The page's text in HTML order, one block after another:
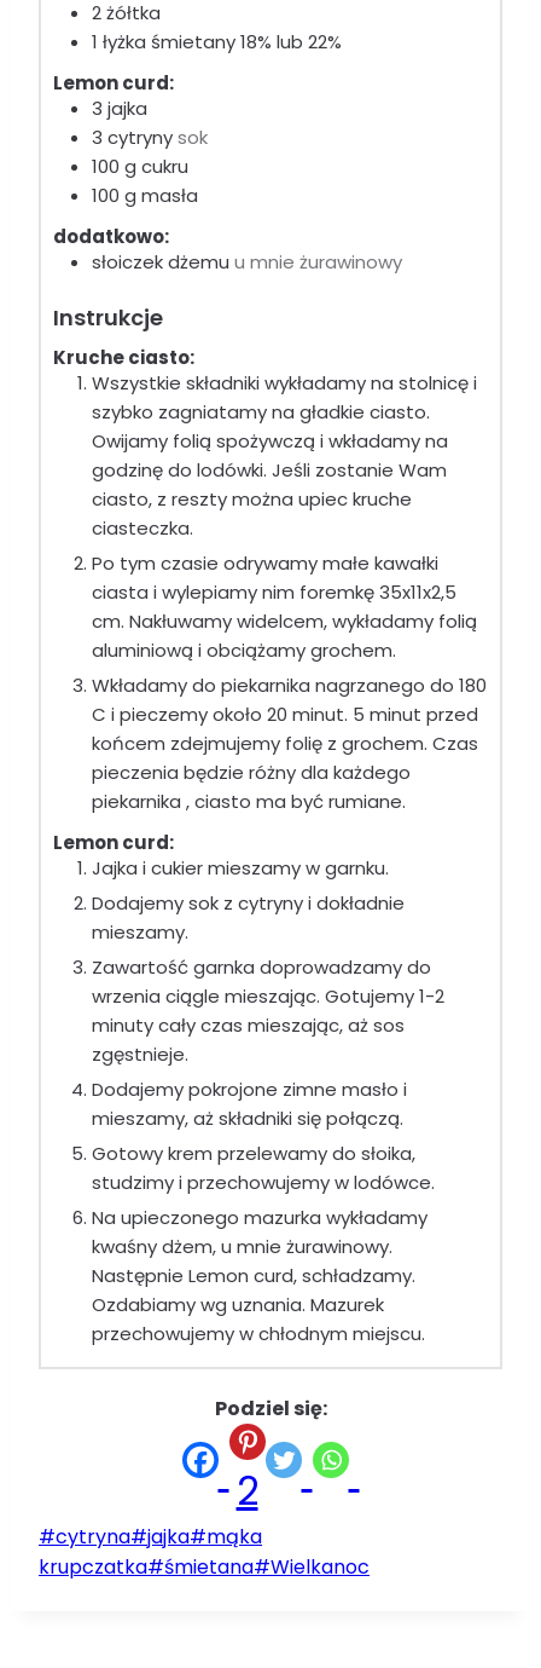
2żółtka
1 łyżka śmietany 18% lub 22%
Lemon curd:
3 jajka
3 cytrynysok
100 g cukru
100 g masła
dodatkowo:
słoiczek dżemu u mnie żurawinowy
Instrukcje
Kruche ciasto:
Wszystkie składniki wykładamy na stolnicę i
szybko zagniatamy na gładkie ciasto.
Owijamy folią spożywczą i wkładamy na
godzinę do lodówki. Jeśli zostanie Wam
ciasto, z reszty można upiec kruche
ciasteczka.
Po tym czasie odrywamy małe kawałki
ciasta i wylepiamy nim foremkę 35x11x2,5
cm. Nakłuwamy widelcem, wykładamy folią
aluminiową i obciążamy grochem.
Wkładamy do piekarnika nagrzanego do 180
C i pieczemy około 20 minut. 5 minut przed
końcem zdejmujemy folię z grochem. Czas
pieczenia będzie różny dla każdego
piekarnika , ciasto ma być rumiane.
Lemon curd:
Jajka i cukier mieszamy w garnku.
Dodajemy sok z cytryny i dokładnie
mieszamy.
Zawartość garnka doprowadzamy do
wrzenia ciągle mieszając. Gotujemy 1-2
minuty cały czas mieszając, aż sos
zgęstnieje.
Dodajemy pokrojone zimne masło i
mieszamy, aż składniki się połączą.
Gotowy krem przelewamy do słoika,
studzimy i przechowujemy w lodówce.
Na upieczonego mazurka wykładamy
kwaśny dżem, u mnie żurawinowy.
Następnie Lemon curd, schładzamy.
Ozdabiamy wg uznania. Mazurek
przechowujemy w chłodnym miejscu.
Podziel się:
2
Tagi
wpisu:
#cytryna#jajka#mąka
krupczatka#śmietana#Wielkanoc